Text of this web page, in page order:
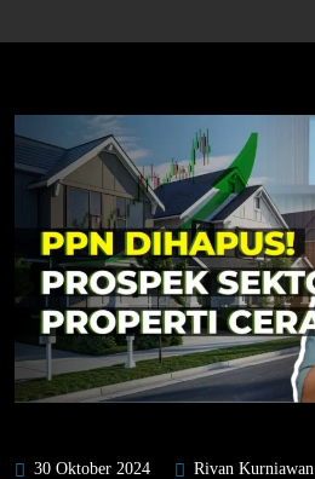
30 Oktober 2024 Rivan Kurniawan